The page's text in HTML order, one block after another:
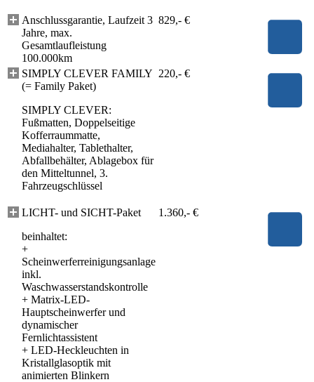
Anschlussgarantie, Laufzeit 3
Jahre, max.
Gesamtlaufleistung
100.000km
829,- €
SIMPLY CLEVER FAMILY
(= Family Paket)
SIMPLY CLEVER:
Fußmatten, Doppelseitige
Kofferraummatte,
Mediahalter, Tablethalter,
Abfallbehälter, Ablagebox für
den Mitteltunnel, 3.
Fahrzeugschlüssel
220,- €
LICHT- und SICHT-Paket
beinhaltet:
+
Scheinwerferreinigungsanlage
inkl.
Waschwasserstandskontrolle
+ Matrix-LED-
Hauptscheinwerfer und
dynamischer
Fernlichtassistent
+ LED-Heckleuchten in
Kristallglasoptik mit
animierten Blinkern
1.360,- €